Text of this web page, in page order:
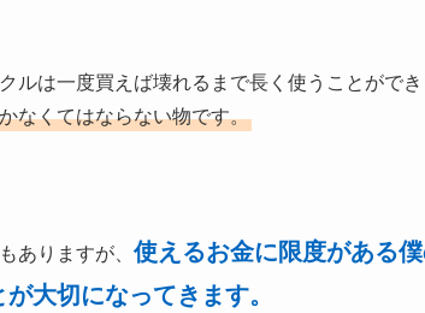
ルは一度買えば壊れるまで長く使うことができ
なくてはならない物です。
ありますが、 使えるお金に限度がある
大切になってきます。